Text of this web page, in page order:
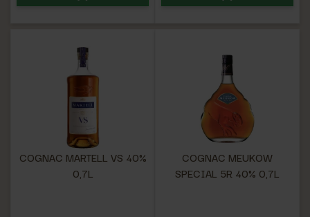
COGNAC MARTELL VS 40%
0,7L
COGNAC MEUKOW
SPECIAL 5R 40% 0,7L